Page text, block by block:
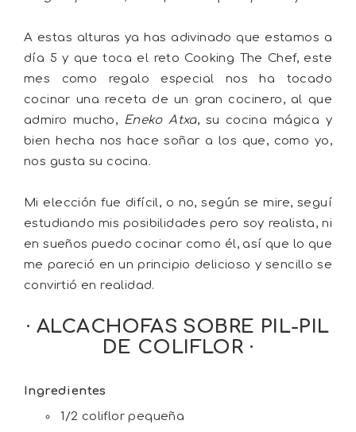
A estas alturas ya has adivinado que estamos a
día 5 y que toca el reto Cooking The Chef, este
mes como regalo especial nos ha tocado
cocinar una receta de un gran cocinero, al que
admiro mucho, Eneko Atxa, su cocina mágica y
bien hecha nos hace soñar a los que, como yo,
nos gusta su cocina.
Mi elección fue difícil, o no, según se mire, seguí
estudiando mis posibilidades pero soy realista, ni
en sueños puedo cocinar como él, así que lo que
me pareció en un principio delicioso y sencillo se
convirtió en realidad.
· ALCACHOFAS SOBRE PIL-PIL
DE COLIFLOR ·
Ingredientes
1/2 coliflor pequeña